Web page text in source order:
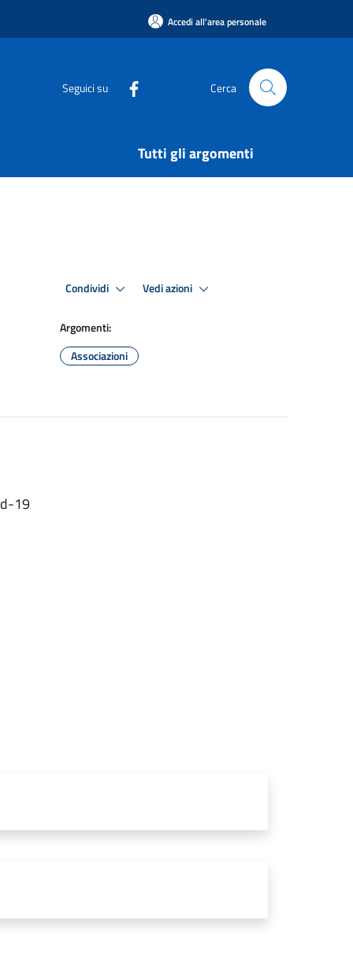
Accedi all'area personale
Seguici su Cerca
Tutti gli argomenti
Condividi Vedi azioni
Argomenti:
Associazioni
19